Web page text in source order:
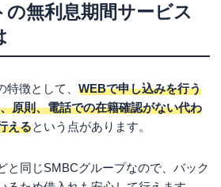
無利息期間サービス
徴として、 WEBで申し込みを行う
原則、電話での在籍確認がない代わ
えるという点があります。
と同じSMBCグループなので、バック